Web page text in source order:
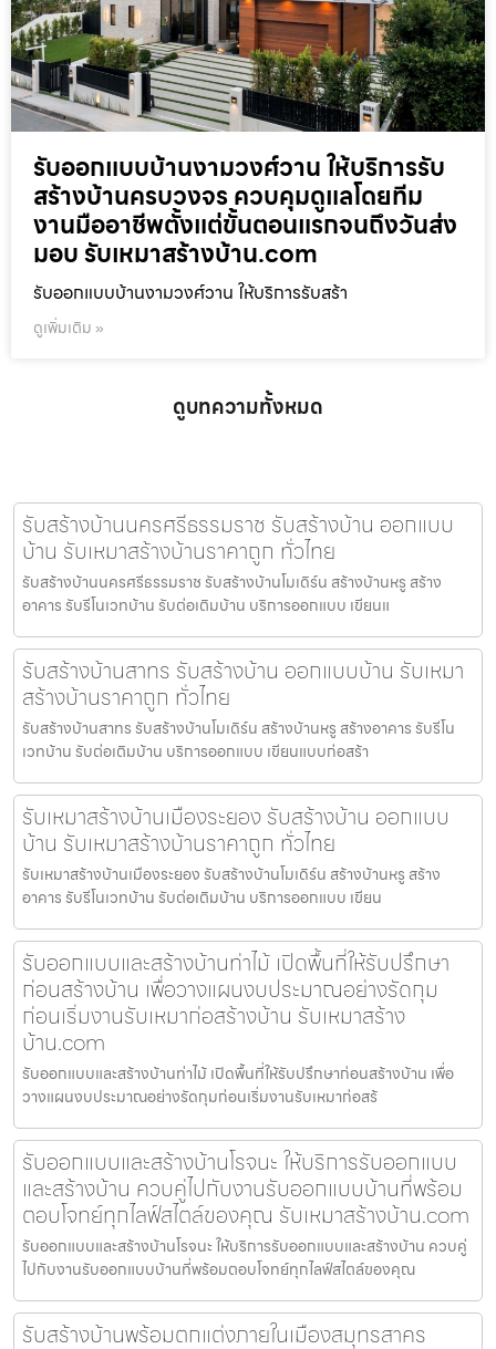
รับออกแบบบ้านงามวงศ์วาน ให้บริการรับ
สร้างบ้านครบวงจร ควบคุมดูแลโดยทีม
งานมืออาชีพตั้งแต่ขั้นตอนแรกจนถึงวันส่ง
มอบ รับเหมาสร้างบ้าน.com
รับออกแบบบ้านงามวงศ์วาน ให้บริการรับสร้า
ดูเพิ่มเติม »
ดูบทความทั้งหมด
รับสร้างบ้านนครศรีธรรมราช รับสร้างบ้าน ออกแบบ
บ้าน รับเหมาสร้างบ้านราคาถูก ทั่วไทย
รับสร้างบ้านนครศรีธรรมราช รับสร้างบ้านโมเดิร์น สร้างบ้านหรู สร้าง
อาคาร รับรีโนเวทบ้าน รับต่อเติมบ้าน บริการออกแบบ เขียนแ
รับสร้างบ้านสาทร รับสร้างบ้าน ออกแบบบ้าน รับเหมา
สร้างบ้านราคาถูก ทั่วไทย
รับสร้างบ้านสาทร รับสร้างบ้านโมเดิร์น สร้างบ้านหรู สร้างอาคาร รับรีโน
เวทบ้าน รับต่อเติมบ้าน บริการออกแบบ เขียนแบบก่อสร้า
รับเหมาสร้างบ้านเมืองระยอง รับสร้างบ้าน ออกแบบ
บ้าน รับเหมาสร้างบ้านราคาถูก ทั่วไทย
รับเหมาสร้างบ้านเมืองระยอง รับสร้างบ้านโมเดิร์น สร้างบ้านหรู สร้าง
อาคาร รับรีโนเวทบ้าน รับต่อเติมบ้าน บริการออกแบบ เขียน
รับออกแบบและสร้างบ้านท่าไม้ เปิดพื้นที่ให้รับปรึกษา
ก่อนสร้างบ้าน เพื่อวางแผนงบประมาณอย่างรัดกุม
ก่อนเริ่มงานรับเหมาก่อสร้างบ้าน รับเหมาสร้าง
บ้าน.com
รับออกแบบและสร้างบ้านท่าไม้ เปิดพื้นที่ให้รับปรึกษาก่อนสร้างบ้าน เพื่อ
วางแผนงบประมาณอย่างรัดกุมก่อนเริ่มงานรับเหมาก่อสร้
รับออกแบบและสร้างบ้านโรจนะ ให้บริการรับออกแบบ
และสร้างบ้าน ควบคู่ไปกับงานรับออกแบบบ้านที่พร้อม
ตอบโจทย์ทุกไลฟ์สไตล์ของคุณ รับเหมาสร้างบ้าน.com
รับออกแบบและสร้างบ้านโรจนะ ให้บริการรับออกแบบและสร้างบ้าน ควบคู่
ไปกับงานรับออกแบบบ้านที่พร้อมตอบโจทย์ทุกไลฟ์สไตล์ของคุณ
รับสร้างบ้านพร้อมตกแต่งภายในเมืองสมุทรสาคร